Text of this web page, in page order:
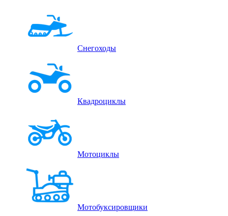
Снегоходы
Квадроциклы
Мотоциклы
Мотобуксировщики